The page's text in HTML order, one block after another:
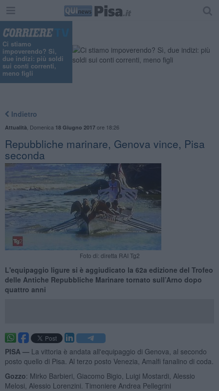
Ci stiamo
impoverendo? Sì,
due indizi: più soldi
sui conti correnti,
meno figli
Indietro
Attualità Domenica 18 Giugno 2017ore 18:26
Repubbliche marinare, Genova vince, Pisa
seconda
Foto di: diretta RAI Tg2
L'equipaggio ligure si è aggiudicato la 62a edizione del Trofeo
delle Antiche Repubbliche Marinare tornato sull’Arno dopo
quattro anni
PISA — La vittoria è andata all'equipaggio di Genova, al secondo
posto quello di Pisa. Al terzo posto Venezia, Amalfi fanalino di coda.
Gozzo: Mirko Barbieri, Giacomo Bigio, Luigi Mostardi, Alessio
Melosi, Alessio Lorenzini. Timoniere Andrea Pellegrini